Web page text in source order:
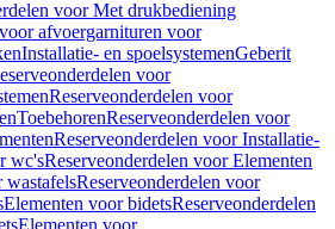
voor Met drukbediening
afvoergarnituren voor
Installatie- en spoelsystemenGeberit
voor
Reserveonderdelen voor
ToebehorenReserveonderdelen voor
Reserveonderdelen voor Installatie-
wc'sReserveonderdelen voor Elementen
wastafelsReserveonderdelen voor
Elementen voor bidetsReserveonderdelen
Elementen voor